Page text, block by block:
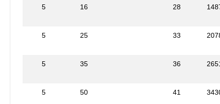
5 16 28
5 25 33
5 35 36
5 50 41